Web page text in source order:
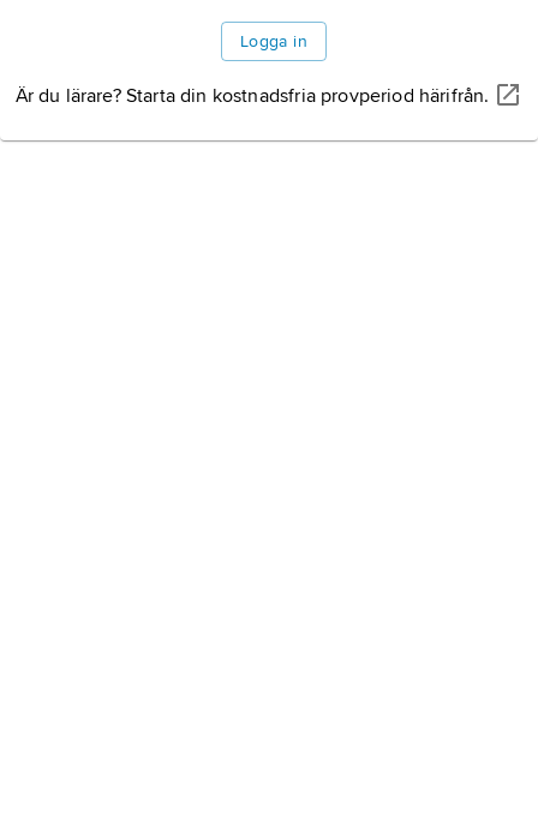
Logga in
Är du lärare? Starta din kostnadsfria provperiod härifrån.